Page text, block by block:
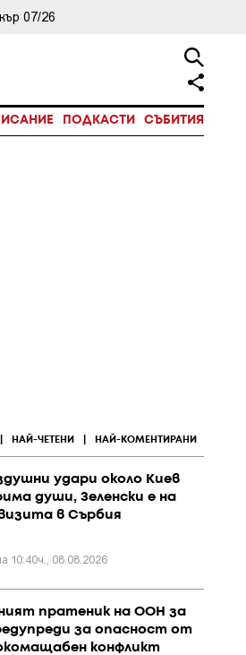
07/26
ПОДКАСТИ СЪБИТИЯ
НАЙ-ЧЕТЕНИ НАЙ-КОМЕНТИРАНИ
удари около Киев
души, Зеленски е на
в Сърбия
10:40ч., 08.08.2026
пратеник на ООН за
за опасност от
конфликт